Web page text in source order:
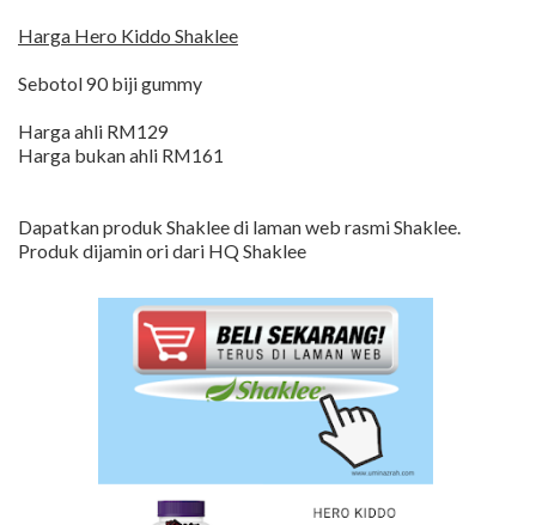
Harga Hero Kiddo Shaklee
Sebotol 90 biji gummy
Harga ahli RM129
Harga bukan ahli RM161
Dapatkan produk Shaklee di laman web rasmi Shaklee.
Produk dijamin ori dari HQ Shaklee